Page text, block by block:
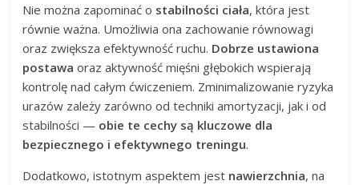
Nie można zapominać o stabilności ciała, która jest
równie ważna. Umożliwia ona zachowanie równowagi
oraz zwiększa efektywność ruchu. Dobrze ustawiona
postawa oraz aktywność mięśni głębokich wspierają
kontrolę nad całym ćwiczeniem. Zminimalizowanie ryzyka
urazów zależy zarówno od techniki amortyzacji, jak i od
stabilności — obie te cechy są kluczowe dla
bezpiecznego i efektywnego treningu.
Dodatkowo, istotnym aspektem jest nawierzchnia, na